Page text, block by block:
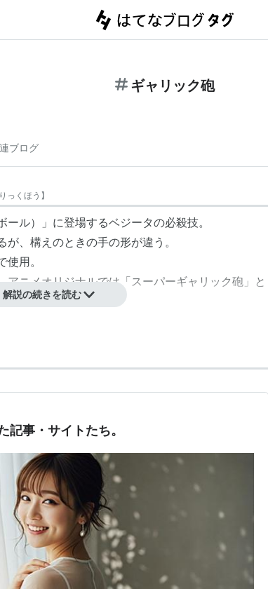
ギャリック砲
ブログ
っくほう 】
ル）」に登場するベジータの必殺技。
、構えのときの手の形が違う。
用。
アニメオリジナルでは「スーパーギャリック砲」と
解説の続きを読む
事・サイトたち。